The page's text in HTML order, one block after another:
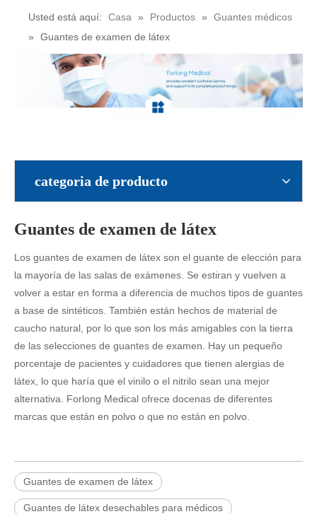
Usted está aquí: Casa » Productos »
Guantes médicos
»
Guantes de examen de látex
categoria de producto
Guantes de examen de látex
Los guantes de examen de látex son el guante de elección para
la mayoría de las salas de exámenes. Se estiran y vuelven a
volver a estar en forma a diferencia de muchos tipos de guantes
a base de sintéticos. También están hechos de material de
caucho natural, por lo que son los más amigables con la tierra
de las selecciones de guantes de examen. Hay un pequeño
porcentaje de pacientes y cuidadores que tienen alergias de
látex, lo que haría que el vinilo o el nitrilo sean una mejor
alternativa. Forlong Medical ofrece docenas de diferentes
marcas que están en polvo o que no están en polvo.
Guantes de examen de látex
Guantes de látex desechables para médicos